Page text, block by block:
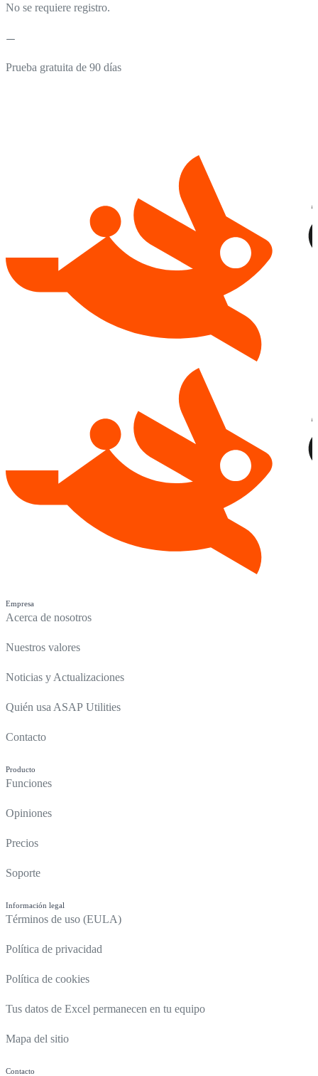
No se requiere registro.
Prueba gratuita de 90 días
Empresa
Acerca de nosotros
Nuestros valores
Noticias y Actualizaciones
Quién usa ASAP Utilities
Contacto
Producto
Funciones
Opiniones
Precios
Soporte
Información legal
Términos de uso (EULA)
Política de privacidad
Política de cookies
Tus datos de Excel permanecen en tu equipo
Mapa del sitio
Contacto